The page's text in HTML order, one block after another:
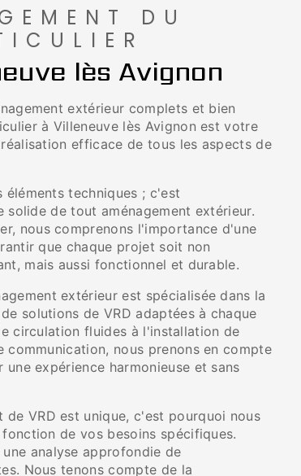
DU
lès Avignon
extérieur complets et bien
à Villeneuve lès Avignon est votre
efficace de tous les aspects de
éléments techniques ; c'est
de tout aménagement extérieur.
nous comprenons l'importance d'une
que chaque projet soit non
mais aussi fonctionnel et durable.
extérieur est spécialisée dans la
solutions de VRD adaptées à chaque
circulation fluides à l'installation de
nous prenons en compte
expérience harmonieuse et sans
VRD est unique, c'est pourquoi nous
de vos besoins spécifiques.
analyse approfondie de
Nous tenons compte de la